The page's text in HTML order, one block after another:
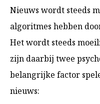
Nieuws wordt steeds
algoritmes hebben
Het wordt steeds
zijn daarbij twee
belangrijke factor
nieuws: